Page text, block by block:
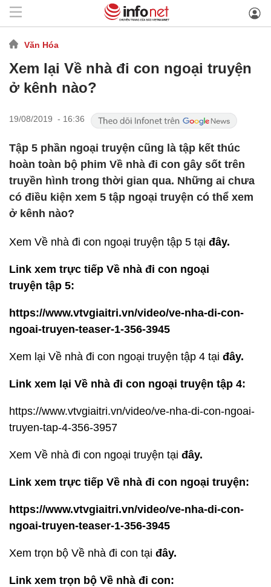
Văn Hóa
Xem lại Về nhà đi con ngoại truyện
ở kênh nào?
19/08/2019 - 16:36
Tập 5 phần ngoại truyện cũng là tập kết thúc
hoàn toàn bộ phim Về nhà đi con gây sốt trên
truyền hình trong thời gian qua. Những ai chưa
có điều kiện xem 5 tập ngoại truyện có thể xem
ở kênh nào?
Xem Về nhà đi con ngoại truyện tập 5 tại đây.
Link xem trực tiếp Về nhà đi con ngoại
truyện tập 5:
https://www.vtvgiaitri.vn/video/ve-nha-di-con-
ngoai-truyen-teaser-1-356-3945
Xem lại Về nhà đi con ngoại truyện tập 4 tại đây.
Link xem lại Về nhà đi con ngoại truyện tập 4:
https://www.vtvgiaitri.vn/video/ve-nha-di-con-ngoai-
truyen-tap-4-356-3957
Xem Về nhà đi con ngoại truyện tại đây.
Link xem trực tiếp Về nhà đi con ngoại truyện:
https://www.vtvgiaitri.vn/video/ve-nha-di-con-
ngoai-truyen-teaser-1-356-3945
Xem trọn bộ Về nhà đi con tại đây.
Link xem trọn bộ Về nhà đi con: